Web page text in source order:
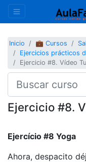
Inicio 💼 Cursos
Ejercicios prácticos
Ejercicio #8. Vídeo
Ejercicio #8.
Ejercício #8 Yoga
Ahora, despacito